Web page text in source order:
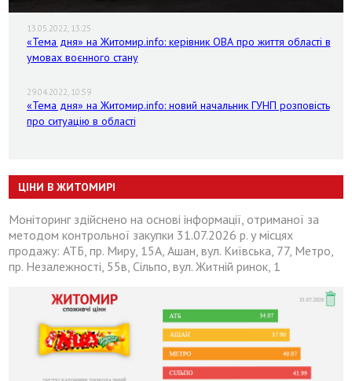
13.05.2022, 13:25
«Тема дня» на Житомир.info: керівник ОВА про життя області в
умовах воєнного стану
29.04.2022, 10:59
«Тема дня» на Житомир.info: новий начальник ГУНП розповість
про ситуацію в області
ЦІНИ В ЖИТОМИРІ
Моніторинг здійснено на основі інформації, отриманої за
методом контрольної закупки 31.07.2026 р. у місцях
продажу: АТБ, пр. Миру, 15А, Ашан, вул. Київська, 77, Метро,
пр. Незалежності, 55в, Сільпо, вул. Житній ринок, 1